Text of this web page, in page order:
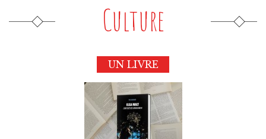
Culture
UN LIVRE